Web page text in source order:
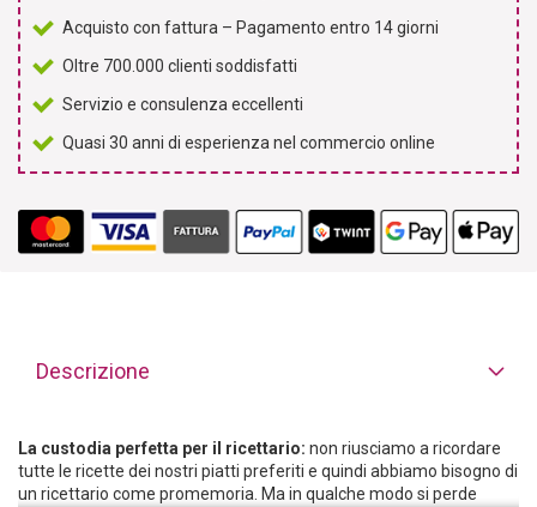
Acquisto con fattura – Pagamento entro 14 giorni
Oltre 700.000 clienti soddisfatti
Servizio e consulenza eccellenti
Quasi 30 anni di esperienza nel commercio online
Descrizione
La custodia perfetta per il ricettario: non riusciamo a ricordare
tutte le ricette dei nostri piatti preferiti e quindi abbiamo bisogno di
un ricettario come promemoria. Ma in qualche modo si perde